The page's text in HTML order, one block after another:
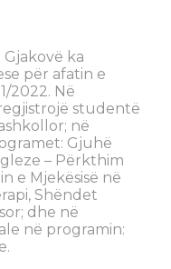
Gjakovë ka
për afatin e
2022. Në
studentë
në
Gjuhë
– Përkthim
e Mjekësisë në
Shëndet
dhe në
në programin: